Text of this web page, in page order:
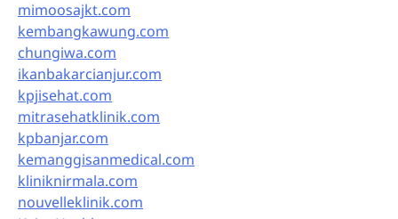
mimoosajkt.com
kembangkawung.com
chungiwa.com
ikanbakarcianjur.com
kpjisehat.com
mitrasehatklinik.com
kpbanjar.com
kemanggisanmedical.com
kliniknirmala.com
nouvelleklinik.com